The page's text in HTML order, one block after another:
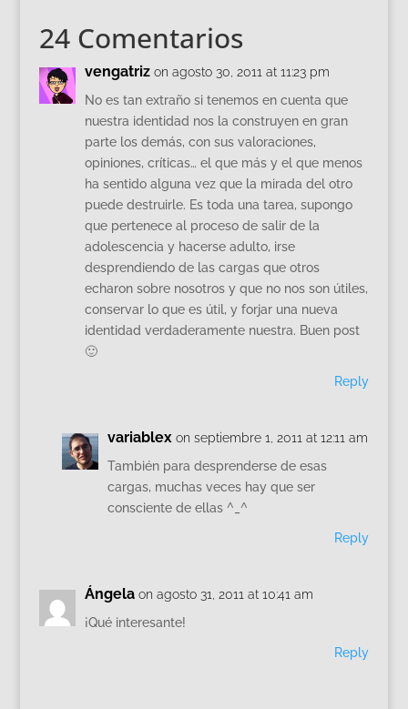
24 Comentarios
vengatriz on agosto 30, 2011 at 11:23 pm
No es tan extraño si tenemos en cuenta que
nuestra identidad nos la construyen en gran
parte los demás, con sus valoraciones,
opiniones, críticas… el que más y el que menos
ha sentido alguna vez que la mirada del otro
puede destruirle. Es toda una tarea, supongo
que pertenece al proceso de salir de la
adolescencia y hacerse adulto, irse
desprendiendo de las cargas que otros
echaron sobre nosotros y que no nos son útiles,
conservar lo que es útil, y forjar una nueva
identidad verdaderamente nuestra. Buen post
🙂
Reply
variablex on septiembre 1, 2011 at 12:11 am
También para desprenderse de esas
cargas, muchas veces hay que ser
consciente de ellas ^_^
Reply
Ángela on agosto 31, 2011 at 10:41 am
¡Qué interesante!
Reply